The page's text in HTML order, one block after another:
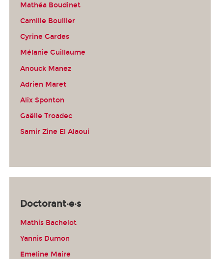
Mathéa Boudinet
Camille Boullier
Cyrine Gardes
Mélanie Guillaume
Anouck Manez
Adrien Maret
Alix Sponton
Gaëlle Troadec
Samir Zine El Alaoui
Doctorant·e·s
Mathis Bachelot
Yannis Dumon
Emeline Maire